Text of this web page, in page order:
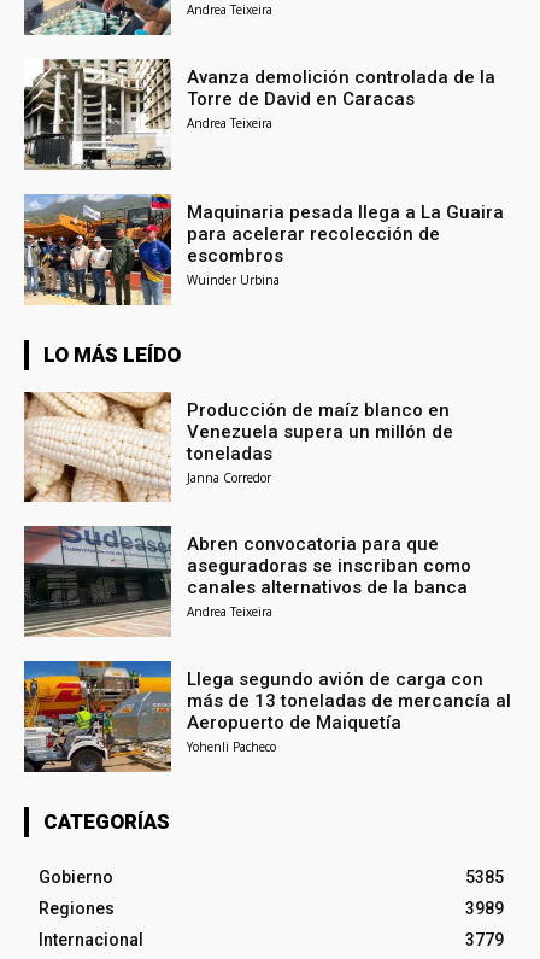
Andrea Teixeira
Avanza demolición controlada de la
Torre de David en Caracas
Andrea Teixeira
Maquinaria pesada llega a La Guaira
para acelerar recolección de
escombros
Wuinder Urbina
LO MÁS LEÍDO
Producción de maíz blanco en
Venezuela supera un millón de
toneladas
Janna Corredor
Abren convocatoria para que
aseguradoras se inscriban como
canales alternativos de la banca
Andrea Teixeira
Llega segundo avión de carga con
más de 13 toneladas de mercancía al
Aeropuerto de Maiquetía
Yohenli Pacheco
CATEGORÍAS
Gobierno
5385
Regiones
3989
Internacional
3779